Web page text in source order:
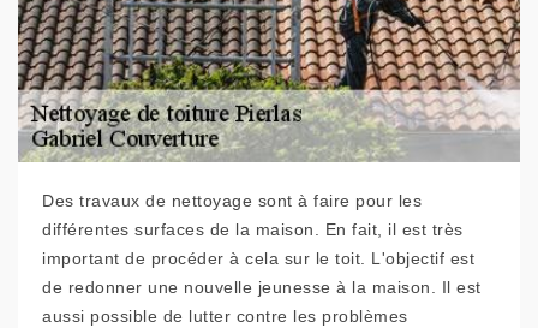
Des travaux de nettoyage sont à faire pour les
différentes surfaces de la maison. En fait, il est très
important de procéder à cela sur le toit. L'objectif est
de redonner une nouvelle jeunesse à la maison. Il est
aussi possible de lutter contre les problèmes